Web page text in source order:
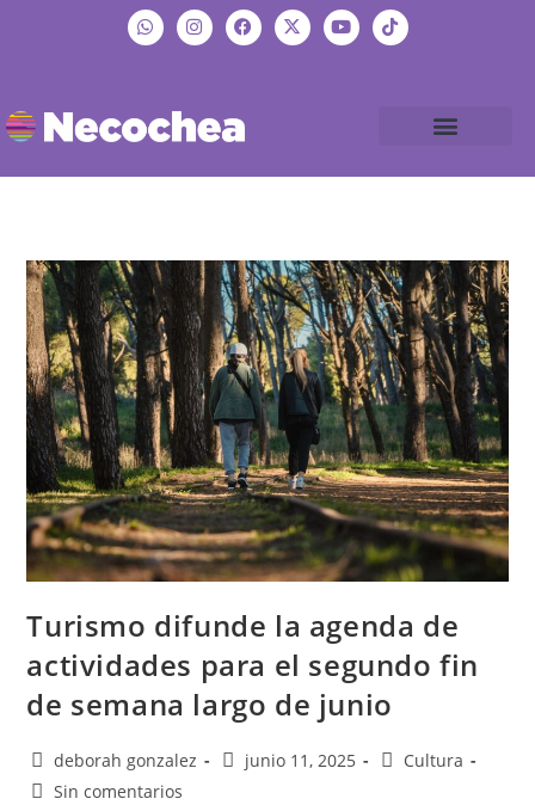
Turismo difunde la agenda de
actividades para el segundo fin
de semana largo de junio
deborah gonzalez junio 11, 2025
Cultura
Sin comentarios